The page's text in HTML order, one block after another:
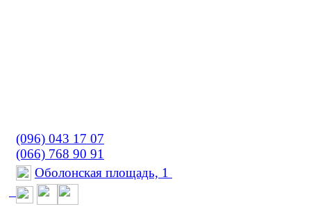
(096) 043 17 07
(066) 768 90 91
Оболонская площадь, 1